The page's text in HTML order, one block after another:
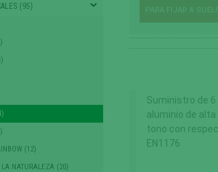
(95)
(12)
NATURALEZA (20)
PARA FIJAR A
Suministro de
aluminio de
tono con
EN1176